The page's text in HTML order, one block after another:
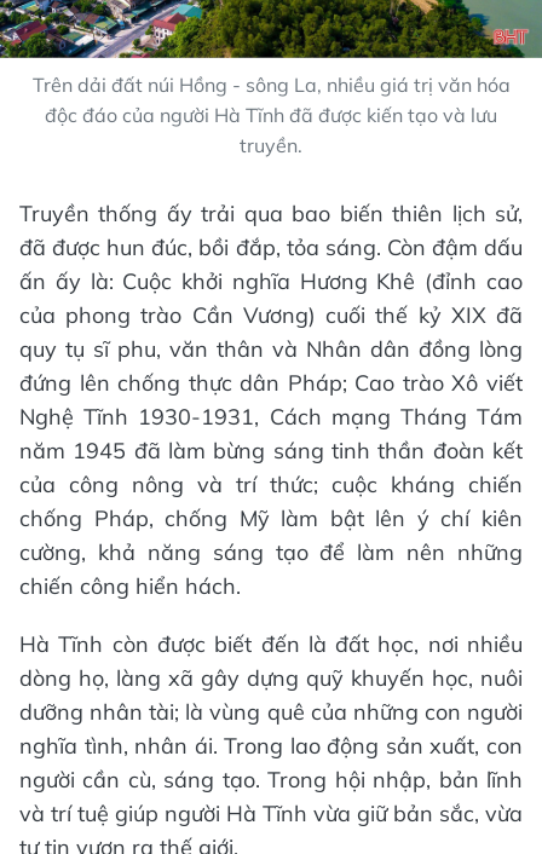
Trên dải đất núi Hồng - sông La, nhiều giá trị văn hóa
độc đáo của người Hà Tĩnh đã được kiến tạo và lưu
truyền.
Truyền thống ấy trải qua bao biến thiên lịch sử,
đã được hun đúc, bồi đắp, tỏa sáng. Còn đậm dấu
ấn ấy là: Cuộc khởi nghĩa Hương Khê (đỉnh cao
của phong trào Cần Vương) cuối thế kỷ XIX đã
quy tụ sĩ phu, văn thân và Nhân dân đồng lòng
đứng lên chống thực dân Pháp; Cao trào Xô viết
Nghệ Tĩnh 1930-1931, Cách mạng Tháng Tám
năm 1945 đã làm bừng sáng tinh thần đoàn kết
của công nông và trí thức; cuộc kháng chiến
chống Pháp, chống Mỹ làm bật lên ý chí kiên
cường, khả năng sáng tạo để làm nên những
chiến công hiển hách.
Hà Tĩnh còn được biết đến là đất học, nơi nhiều
dòng họ, làng xã gây dựng quỹ khuyến học, nuôi
dưỡng nhân tài; là vùng quê của những con người
nghĩa tình, nhân ái. Trong lao động sản xuất, con
người cần cù, sáng tạo. Trong hội nhập, bản lĩnh
và trí tuệ giúp người Hà Tĩnh vừa giữ bản sắc, vừa
tự tin vươn ra thế giới.